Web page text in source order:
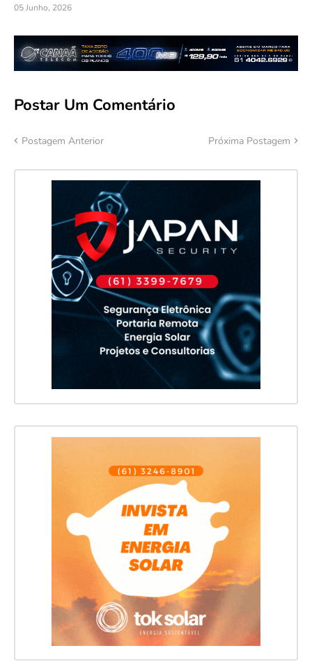
05 Junho, 2026
Postar Um Comentário
Postagem Anterior Próxima Postagem